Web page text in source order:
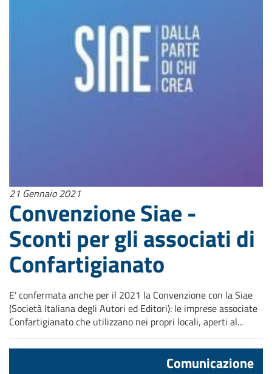
21 Gennaio 2021
Convenzione Siae -
Sconti per gli associati di
Confartigianato
E’ confermata anche per il 2021 la Convenzione con la Siae
(Società Italiana degli Autori ed Editori): le imprese associate
Confartigianato che utilizzano nei propri locali, aperti al...
Comunicazione